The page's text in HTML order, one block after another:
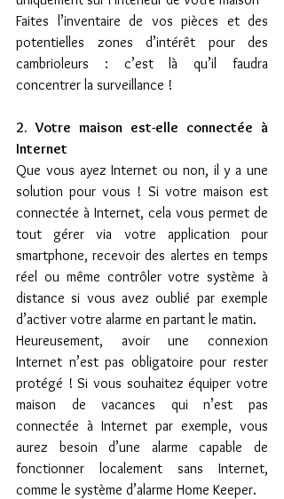
Faites l’inventaire de vos pièces et des
potentielles zones d’intérêt pour des
cambrioleurs : c’est là qu’il faudra
concentrer la surveillance !
2. Votre maison est-elle connectée à
Internet
Que vous ayez Internet ou non, il y a une
solution pour vous ! Si votre maison est
connectée à Internet, cela vous permet de
tout gérer via votre application pour
smartphone, recevoir des alertes en temps
réel ou même contrôler votre système à
distance si vous avez oublié par exemple
d’activer votre alarme en partant le matin.
Heureusement, avoir une connexion
Internet n’est pas obligatoire pour rester
protégé ! Si vous souhaitez équiper votre
maison de vacances qui n’est pas
connectée à Internet par exemple, vous
aurez besoin d’une alarme capable de
fonctionner localement sans Internet,
comme le système d’alarme Home Keeper.